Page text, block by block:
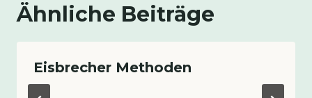
Ähnliche Beiträge
Eisbrecher Methoden